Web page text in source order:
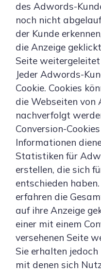
des Adwords-
noch nicht
der Kunde
die Anzeige
Seite
Jeder Adwords-
Cookie. Cookies
die Webseiten von
nachverfolgt
Conversion-
Informationen
Statistiken für
erstellen, die sich
entschieden
erfahren die
auf ihre Anzeige
einer mit einem
versehenen Seite
Sie erhalten
mit denen sich